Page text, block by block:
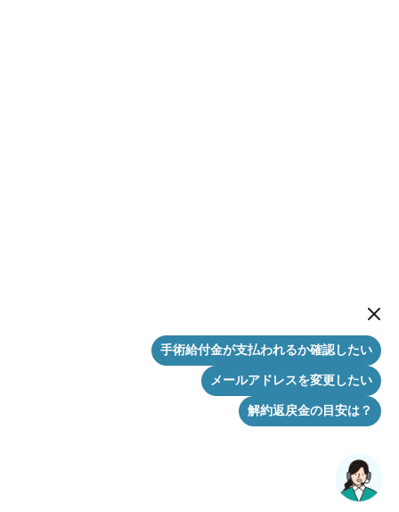
New
手術給付金が支払われるか確認したい
メールアドレスを変更したい
解約返戻金の目安は？